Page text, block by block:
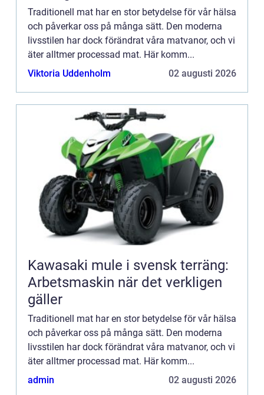
Traditionell mat har en stor betydelse för vår hälsa
och påverkar oss på många sätt. Den moderna
livsstilen har dock förändrat våra matvanor, och vi
äter alltmer processad mat. Här komm...
Viktoria Uddenholm
02 augusti 2026
Kawasaki mule i svensk terräng:
Arbetsmaskin när det verkligen
gäller
Traditionell mat har en stor betydelse för vår hälsa
och påverkar oss på många sätt. Den moderna
livsstilen har dock förändrat våra matvanor, och vi
äter alltmer processad mat. Här komm...
admin
02 augusti 2026